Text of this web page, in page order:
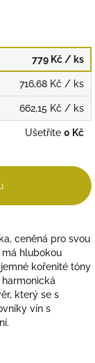
779 Kč / ks
716,68 Kč / ks
662,15 Kč / ks
Ušetříte 0 Kč
ceněná pro svou
má hlubokou
kořenité tóny
který se s
vín s